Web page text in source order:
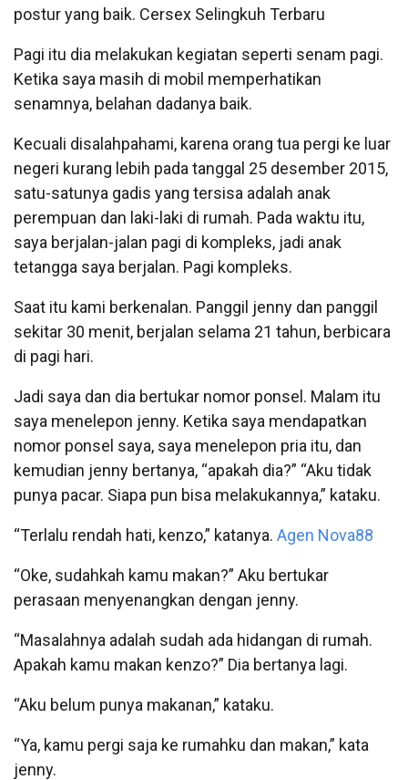
postur yang baik. Cersex Selingkuh Terbaru
Pagi itu dia melakukan kegiatan seperti senam pagi.
Ketika saya masih di mobil memperhatikan
senamnya, belahan dadanya baik.
Kecuali disalahpahami, karena orang tua pergi ke luar
negeri kurang lebih pada tanggal 25 desember 2015,
satu-satunya gadis yang tersisa adalah anak
perempuan dan laki-laki di rumah. Pada waktu itu,
saya berjalan-jalan pagi di kompleks, jadi anak
tetangga saya berjalan. Pagi kompleks.
Saat itu kami berkenalan. Panggil jenny dan panggil
sekitar 30 menit, berjalan selama 21 tahun, berbicara
di pagi hari.
Jadi saya dan dia bertukar nomor ponsel. Malam itu
saya menelepon jenny. Ketika saya mendapatkan
nomor ponsel saya, saya menelepon pria itu, dan
kemudian jenny bertanya, “apakah dia?” “Aku tidak
punya pacar. Siapa pun bisa melakukannya,” kataku.
“Terlalu rendah hati, kenzo,” katanya. Agen Nova88
“Oke, sudahkah kamu makan?” Aku bertukar
perasaan menyenangkan dengan jenny.
“Masalahnya adalah sudah ada hidangan di rumah.
Apakah kamu makan kenzo?” Dia bertanya lagi.
“Aku belum punya makanan,” kataku.
“Ya, kamu pergi saja ke rumahku dan makan,” kata
jenny.